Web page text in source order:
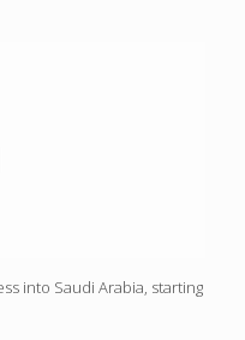
into Saudi Arabia, starting